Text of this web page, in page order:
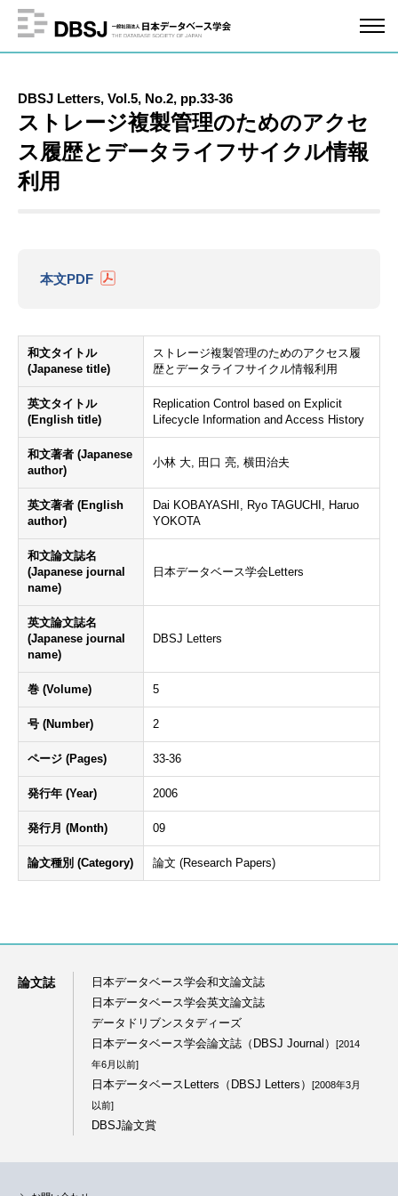
DBSJ Letters, Vol.5, No.2, pp.33-36
ストレージ複製管理のためのアクセ
ス履歴とデータライフサイクル情報
利用
本文PDF
和文タイトル
(Japanese title)
ストレージ複製管理のためのアクセス履
歴とデータライフサイクル情報利用
英文タイトル
(English title)
Replication Control based on Explicit
Lifecycle Information and Access History
和文著者 (Japanese
author)
小林 大, 田口 亮, 横田治夫
英文著者 (English
author)
Dai KOBAYASHI, Ryo TAGUCHI, Haruo
YOKOTA
和文論文誌名
(Japanese journal
name)
日本データベース学会Letters
英文論文誌名
(Japanese journal
name)
DBSJ Letters
巻 (Volume) 5
号 (Number) 2
ページ (Pages) 33-36
発行年 (Year) 2006
発行月 (Month) 09
論文種別 (Category) 論文 (Research Papers)
論文誌
日本データベース学会和文論文誌
日本データベース学会英文論文誌
データドリブンスタディーズ
日本データベース学会論文誌（DBSJ Journal）
[2014
年6月以前]
日本データベースLetters（DBSJ Letters）
[2008年3月
以前]
DBSJ論文賞